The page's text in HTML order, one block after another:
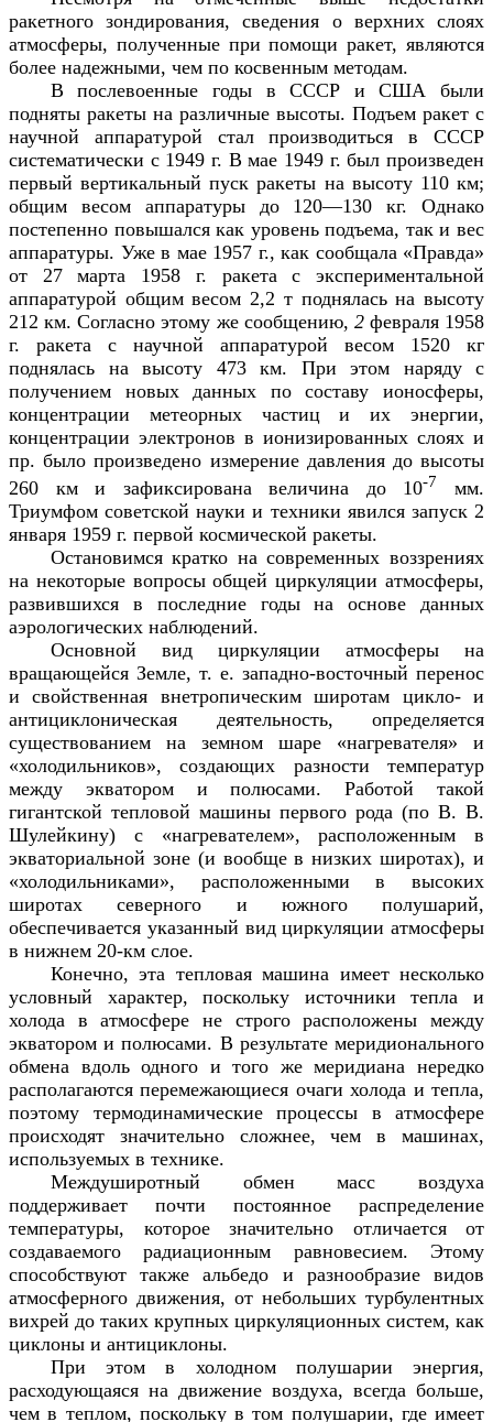
ракетного зондирования, сведения о верхних слоях
атмосферы, полученные при помощи ракет, являются
более надежными, чем по косвенным методам.
В послевоенные годы в СССР и США были
подняты ракеты на различные высоты. Подъем ракет с
научной аппаратурой стал производиться в СССР
систематически с 1949 г. В мае 1949 г. был произведен
первый вертикальный пуск ракеты на высоту 110 км;
общим весом аппаратуры до 120—130 кг. Однако
постепенно повышался как уровень подъема, так и вес
аппаратуры. Уже в мае 1957 г., как сообщала «Правда»
от 27 марта 1958 г. ракета с экспериментальной
аппаратурой общим весом 2,2 т поднялась на высоту
212 км. Согласно этому же сообщению, 2 февраля 1958
г. ракета с научной аппаратурой весом 1520 кг
поднялась на высоту 473 км. При этом наряду с
получением новых данных по составу ионосферы,
концентрации метеорных частиц и их энергии,
концентрации электронов в ионизированных слоях и
пр. было произведено измерение давления до высоты
260 км и зафиксирована величина до 10-7
мм.
Триумфом советской науки и техники явился запуск 2
января 1959 г. первой космической ракеты.
Остановимся кратко на современных воззрениях
на некоторые вопросы общей циркуляции атмосферы,
развившихся в последние годы на основе данных
аэрологических наблюдений.
Основной вид циркуляции атмосферы на
вращающейся Земле, т. е. западно-восточный перенос
и свойственная внетропическим широтам цикло- и
антициклоническая деятельность, определяется
существованием на земном шаре «нагревателя» и
«холодильников», создающих разности температур
между экватором и полюсами. Работой такой
гигантской тепловой машины первого рода (по В. В.
Шулейкину) с «нагревателем», расположенным в
экваториальной зоне (и вообще в низких широтах), и
«холодильниками», расположенными в высоких
широтах северного и южного полушарий,
обеспечивается указанный вид циркуляции атмосферы
в нижнем 20-км слое.
Конечно, эта тепловая машина имеет несколько
условный характер, поскольку источники тепла и
холода в атмосфере не строго расположены между
экватором и полюсами. В результате меридионального
обмена вдоль одного и того же меридиана нередко
располагаются перемежающиеся очаги холода и тепла,
поэтому термодинамические процессы в атмосфере
происходят значительно сложнее, чем в машинах,
используемых в технике.
Междуширотный обмен масс воздуха
поддерживает почти постоянное распределение
температуры, которое значительно отличается от
создаваемого радиационным равновесием. Этому
способствуют также альбедо и разнообразие видов
атмосферного движения, от небольших турбулентных
вихрей до таких крупных циркуляционных систем, как
циклоны и антициклоны.
При этом в холодном полушарии энергия,
расходующаяся на движение воздуха, всегда больше,
чем в теплом, поскольку в том полушарии, где имеет